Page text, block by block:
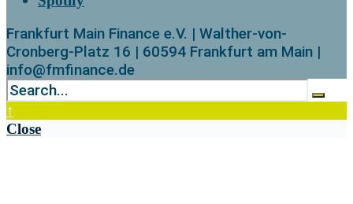
Frankfurt Main Finance e.V. | Walther-von-
Cronberg-Platz 16 | 60594 Frankfurt am Main |
info@fmfinance.de
↑
Close